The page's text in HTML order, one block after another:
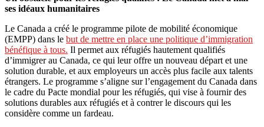
ses idéaux humanitaires
Le Canada a créé le programme pilote de mobilité économique
(EMPP) dans le but de mettre en place une politique d’immigration
bénéfique à tous. Il permet aux réfugiés hautement qualifiés
d’immigrer au Canada, ce qui leur offre un nouveau départ et une
solution durable, et aux employeurs un accès plus facile aux talents
étrangers. Le programme s’aligne sur l’engagement du Canada dans
le cadre du Pacte mondial pour les réfugiés, qui vise à fournir des
solutions durables aux réfugiés et à contrer le discours qui les
considère comme un fardeau.